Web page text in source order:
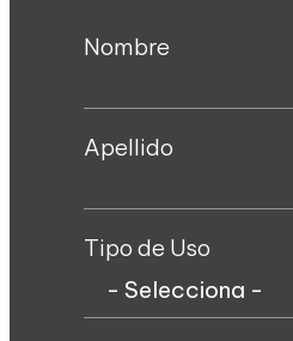
Nombre
Apellido
Tipo de Uso